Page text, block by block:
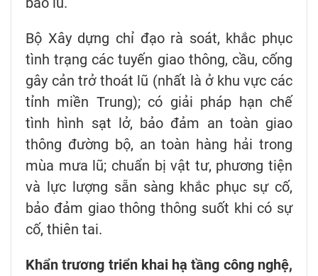
Bộ Xây dựng chỉ đạo rà soát, khắc phục
tình trạng các tuyến giao thông, cầu, cống
gây cản trở thoát lũ (nhất là ở khu vực các
tỉnh miền Trung); có giải pháp hạn chế
tình hình sạt lở, bảo đảm an toàn giao
thông đường bộ, an toàn hàng hải trong
mùa mưa lũ; chuẩn bị vật tư, phương tiện
và lực lượng sẵn sàng khắc phục sự cố,
bảo đảm giao thông thông suốt khi có sự
cố, thiên tai.
Khẩn trương triển khai hạ tầng công nghệ,